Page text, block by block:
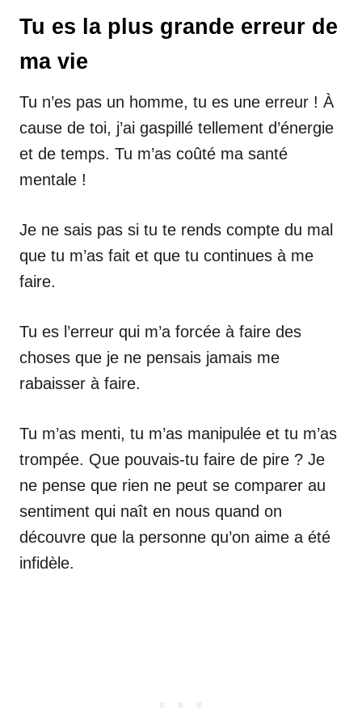
Tu es la plus grande erreur de
ma vie
Tu n’es pas un homme, tu es une erreur ! À
cause de toi, j’ai gaspillé tellement d’énergie
et de temps. Tu m’as coûté ma santé
mentale !
Je ne sais pas si tu te rends compte du mal
que tu m’as fait et que tu continues à me
faire.
Tu es l’erreur qui m’a forcée à faire des
choses que je ne pensais jamais me
rabaisser à faire.
Tu m’as menti, tu m’as manipulée et tu m’as
trompée. Que pouvais-tu faire de pire ? Je
ne pense que rien ne peut se comparer au
sentiment qui naît en nous quand on
découvre que la personne qu’on aime a été
infidèle.